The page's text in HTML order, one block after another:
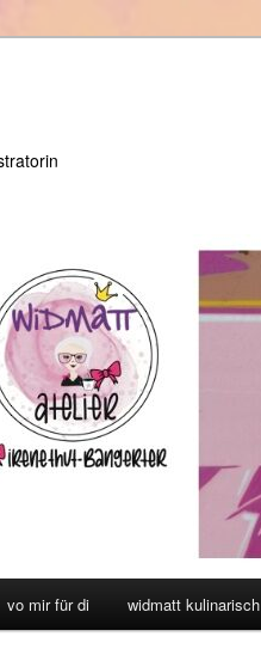
vo mir für di widmatt kulinarisch